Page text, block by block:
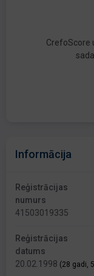
CrefoScore
Informācija
Reģistrācijas
numurs
41503019335
Reģistrācijas
datums
20.02.1998 (28 gadi,